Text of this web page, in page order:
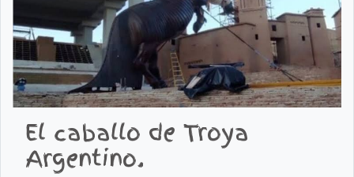
El caballo de Troya
Argentino.